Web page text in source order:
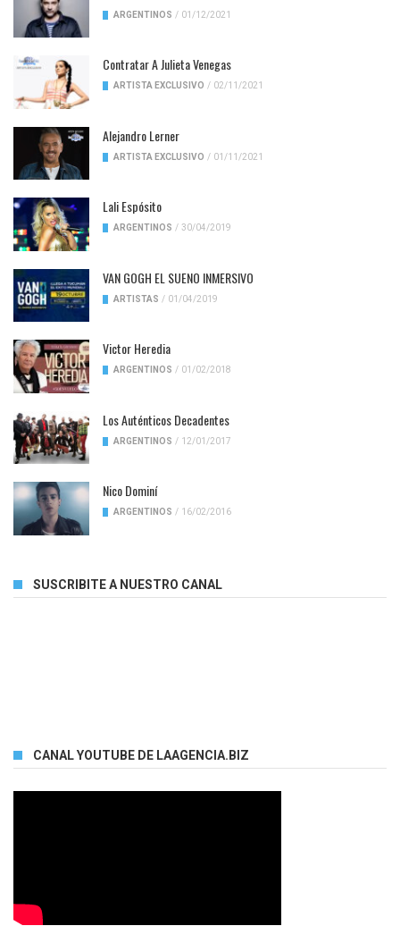
ARGENTINOS / 01/12/2021
Contratar A Julieta Venegas
ARTISTA EXCLUSIVO / 02/11/2021
Alejandro Lerner
ARTISTA EXCLUSIVO / 01/11/2021
Lali Espósito
ARGENTINOS / 30/04/2019
VAN GOGH EL SUENO INMERSIVO
ARTISTAS / 01/04/2019
Victor Heredia
ARGENTINOS / 01/02/2018
Los Auténticos Decadentes
ARGENTINOS / 12/01/2017
Nico Dominí
ARGENTINOS / 16/02/2016
SUSCRIBITE A NUESTRO CANAL
CANAL YOUTUBE DE LAAGENCIA.BIZ